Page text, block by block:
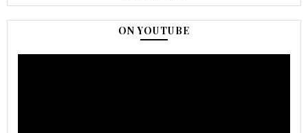
ON YOUTUBE